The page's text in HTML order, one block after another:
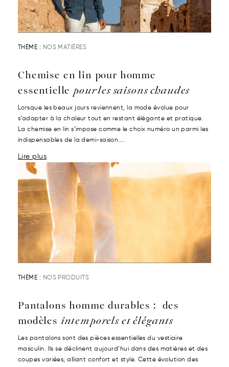
THÈME : NOS MATIÈRES
Chemise en lin pour homme
essentiellepour les saisons chaudes
Lorsque les beaux jours reviennent, la mode évolue pour
s’adapter à la chaleur tout en restant élégante et pratique.
La chemise en lin s’impose comme le choix numéro un parmi les
indispensables de la demi-saison....
Lire plus
THÈME : NOS PRODUITS
Pantalons homme durables : des
modèles intemporels et élégants
Les pantalons sont des pièces essentielles du vestiaire
masculin. Ils se déclinent aujourd’hui dans des matières et des
coupes variées, alliant confort et style. Cette évolution des